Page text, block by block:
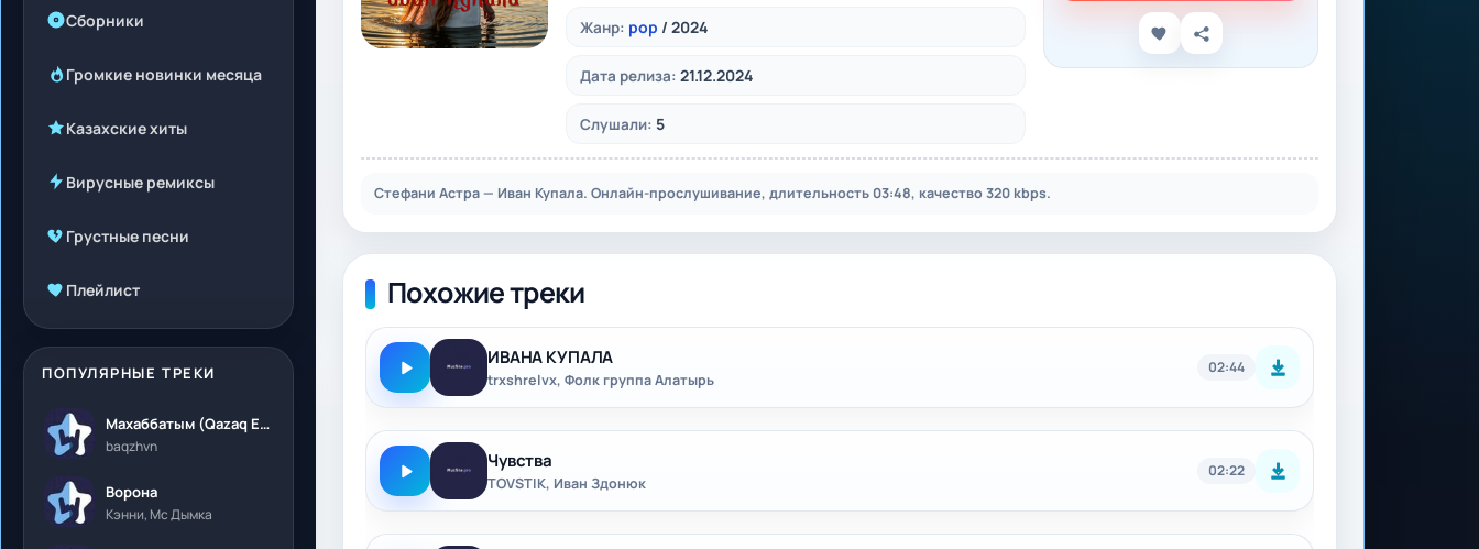
Сборники
Громкие новинки месяца
Казахские хиты
Вирусные ремиксы
Грустные песни
Плейлист
ПОПУЛЯРНЫЕ ТРЕКИ
Махаббатым (Qazaq Edition)
baqzhvn
Ворона
Кэнни, Мс Дымка
Жанр: pop / 2024
Дата релиза: 21.12.2024
Слушали: 5
Стефани Астра — Иван Купала. Онлайн-прослушивание, длительность 03:48, качество 320 kbps.
Похожие треки
ИВАНА КУПАЛА
trxshrelvx, Фолк группа Алатырь
02:44
Чувства
TOVSTIK, Иван Здонюк
02:22